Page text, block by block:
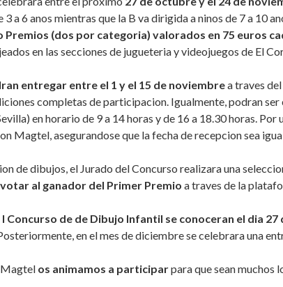
3 a 6 anos mientras que la B va dirigida a ninos de 7 a 10
Premios (dos por categoria) valorados en 75 euros
en las secciones de jugueteria y videojuegos de El
entregar entre el 1 y el 15 de noviembrea traves
completas de participacion. Igualmente, podran
en horario de 9 a 14 horas y de 16 a 18.30 horas.
Magtel, asegurandose que la fecha de recepcion sea
de dibujos, el Jurado del Concurso realizara una
al ganador del Primer Premio a traves de la
Concurso de de Dibujo Infantil se conoceran el dia 27
en el mes de diciembre se celebrara una
Magtel os animamos a participarpara que sean muchos